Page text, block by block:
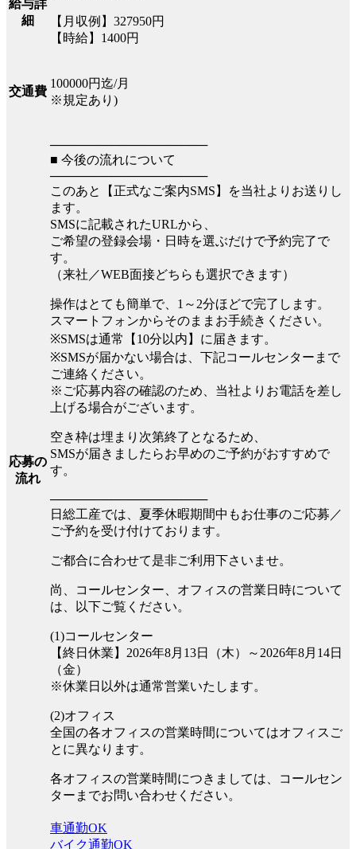
給与詳
細
【月収例】327950円
【時給】1400円
交通費
100000円迄/月
※規定あり)
応募の
流れ
──────────────────
■ 今後の流れについて
──────────────────
このあと【正式なご案内SMS】を当社よりお送りし
ます。
SMSに記載されたURLから、
ご希望の登録会場・日時を選ぶだけで予約完了で
す。
（来社／WEB面接どちらも選択できます）
操作はとても簡単で、1～2分ほどで完了します。
スマートフォンからそのままお手続きください。
※SMSは通常【10分以内】に届きます。
※SMSが届かない場合は、下記コールセンターまで
ご連絡ください。
※ご応募内容の確認のため、当社よりお電話を差し
上げる場合がございます。
空き枠は埋まり次第終了となるため、
SMSが届きましたらお早めのご予約がおすすめで
す。
──────────────────
日総工産では、夏季休暇期間中もお仕事のご応募／
ご予約を受け付けております。
ご都合に合わせて是非ご利用下さいませ。
尚、コールセンター、オフィスの営業日時について
は、以下ご覧ください。
(1)コールセンター
【終日休業】2026年8月13日（木）～2026年8月14日
（金）
※休業日以外は通常営業いたします。
(2)オフィス
全国の各オフィスの営業時間についてはオフィスご
とに異なります。
各オフィスの営業時間につきましては、コールセン
ターまでお問い合わせください。
車通勤OK
バイク通勤OK